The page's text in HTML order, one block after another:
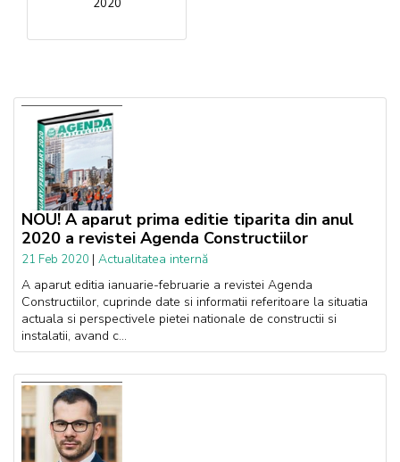
2020
NOU! A aparut prima editie tiparita din anul
2020 a revistei Agenda Constructiilor
21 Feb 2020 | Actualitatea internă
A aparut editia ianuarie-februarie a revistei Agenda
Constructiilor, cuprinde date si informatii referitoare la situatia
actuala si perspectivele pietei nationale de constructii si
instalatii, avand c...